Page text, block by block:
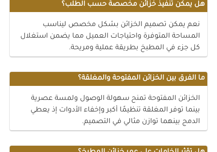
هل يمكن تنفيذ خزائن مخصصة حسب الطلب؟
نعم يمكن تصميم الخزائن بشكل مخصص ليناسب
المساحة المتوفرة واحتياجات العميل مما يضمن استغلال
كل جزء في المطبخ بطريقة عملية ومريحة.
ما الفرق بين الخزائن المفتوحة والمغلقة؟
الخزائن المفتوحة تمنح سهولة الوصول ولمسة عصرية
بينما توفر المغلقة تنظيمًا أكبر وإخفاء الأدوات إذ يعطي
الدمج بينهما توازن مثالي في التصميم.